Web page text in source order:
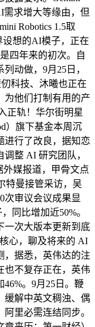
需求增大等缘由，但
Robotics 1.5取
设想的AI模子，正在
四年来的初次。自
动做，9月25日，
科技、沐曦也正在
为他们打制有用的产
正轨！华尔街明星
）旗下基金本周沉
进行了改良，据知恋
整 AI 研究团队，
外媒报道，甲骨文点
特曼接管采访，吴
次审议会议成果显
同比增加近50%。
一次大版本更新到底
心，聊及将来的 AI
，据悉，英伟达的注
也不复存正在，英伟
。9月25日。鞭
缓解中英文稠浊、偶
里必需连结同步。